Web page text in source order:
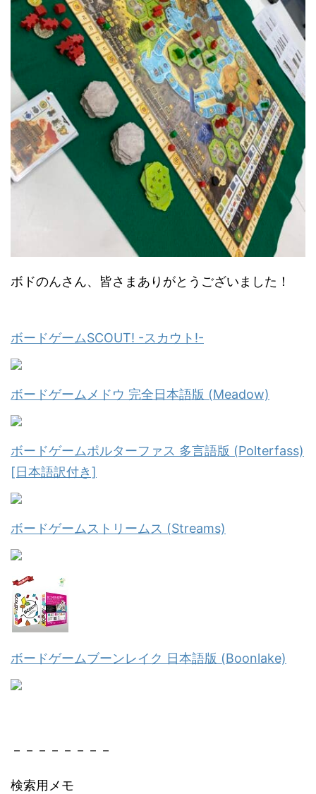
ボドのんさん、皆さまありがとうございました！
ボードゲームSCOUT! -スカウト!-
ボードゲームメドウ 完全日本語版 (Meadow)
ボードゲームポルターファス 多言語版 (Polterfass)
[日本語訳付き]
ボードゲームストリームス (Streams)
ボードゲームブーンレイク 日本語版 (Boonlake)
－－－－－－－－
検索用メモ